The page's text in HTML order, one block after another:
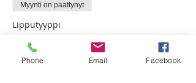
Myynti on päättynyt
Lipputyyppi
ETÄLIPPU Tiimiretriittiin ~10€
Lisätietoja
Phone Email Facebook